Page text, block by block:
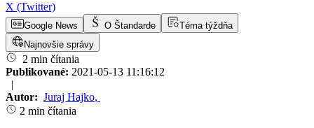
X (Twitter)
Google News O Štandarde
Téma týždňa
Najnovšie správy
2 min čítania
Publikované: 2021-05-13 11:16:12
|
Autor: Juraj Hajko,
2 min čítania